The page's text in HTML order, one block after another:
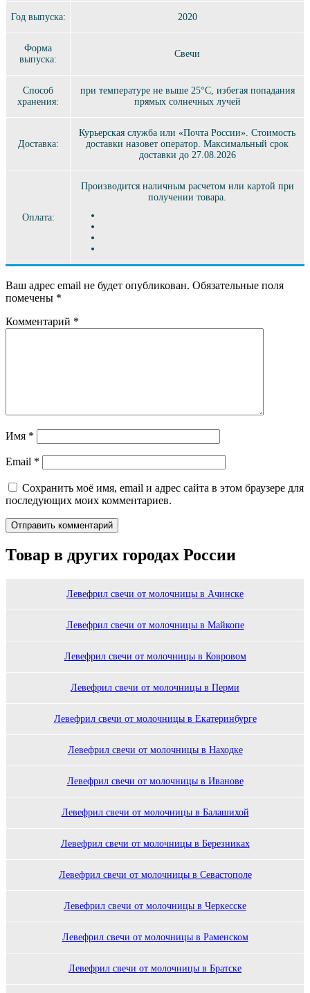
Год выпуска: 2020
Форма
выпуска:
Свечи
Способ
хранения:
при температуре не выше 25°C, избегая попадания
прямых солнечных лучей
Доставка:
Курьерская служба или «Почта России». Стоимость
доставки назовет оператор. Максимальный срок
доставки до 27.08.2026
Оплата:
Производится наличным расчетом или картой при
получении товара.
Ваш адрес email не будет опубликован. Обязательные поля
помечены *
Комментарий *
Имя *
Email *
Сохранить моё имя, email и адрес сайта в этом браузере для
последующих моих комментариев.
Товар в других городах России
Левефрил свечи от молочницы в Ачинске
Левефрил свечи от молочницы в Майкопе
Левефрил свечи от молочницы в Ковровом
Левефрил свечи от молочницы в Перми
Левефрил свечи от молочницы в Екатеринбурге
Левефрил свечи от молочницы в Находке
Левефрил свечи от молочницы в Иванове
Левефрил свечи от молочницы в Балашихой
Левефрил свечи от молочницы в Березниках
Левефрил свечи от молочницы в Севастополе
Левефрил свечи от молочницы в Черкесске
Левефрил свечи от молочницы в Раменском
Левефрил свечи от молочницы в Братске